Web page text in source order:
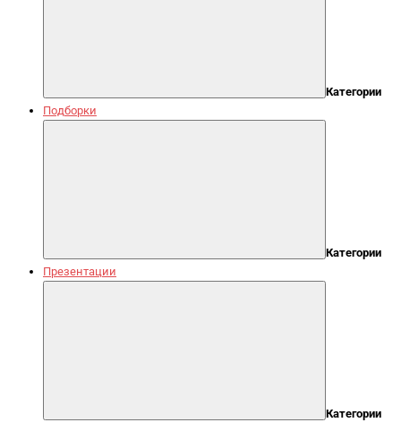
Категории
Подборки
Категории
Презентации
Категории